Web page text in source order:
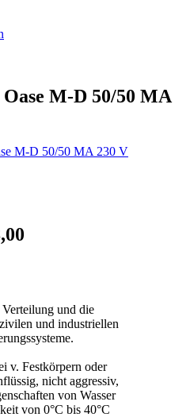
M-D 50/50 MA
und die
und industriellen
v. Festkörpern oder
nicht aggressiv,
von Wasser
von 0°C bis 40°C